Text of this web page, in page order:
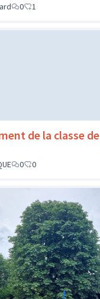
0 1
de la classe de
0 0